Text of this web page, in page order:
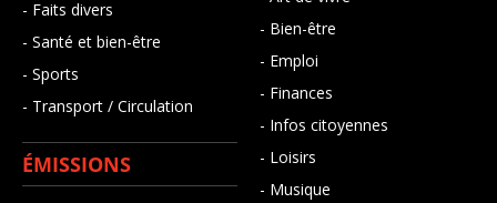
- Faits divers
- Santé et bien-être
- Sports
- Transport / Circulation
ÉMISSIONS
- Bien-être
- Emploi
- Finances
- Infos citoyennes
- Loisirs
- Musique